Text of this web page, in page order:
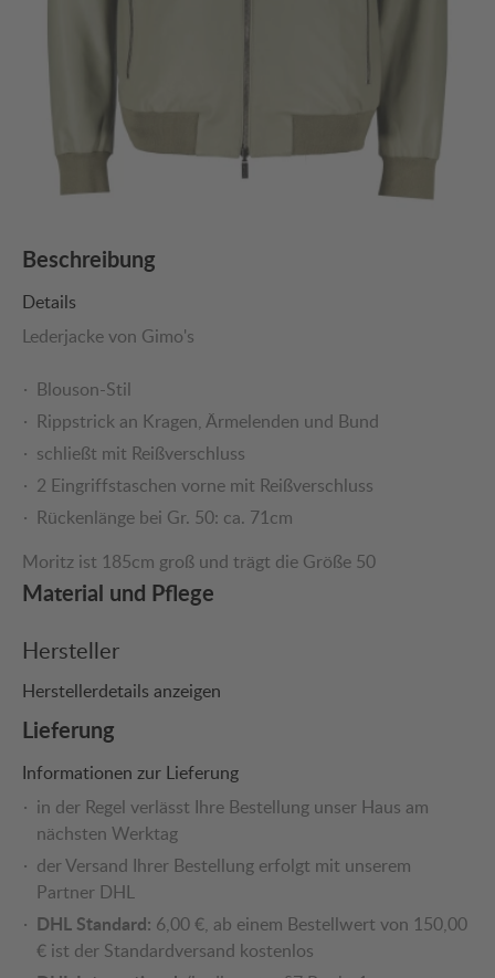
Beschreibung
Details
Lederjacke von Gimo's
Blouson-Stil
Rippstrick an Kragen, Ärmelenden und Bund
schließt mit Reißverschluss
2 Eingriffstaschen vorne mit Reißverschluss
Rückenlänge bei Gr. 50: ca. 71cm
Moritz ist 185cm groß und trägt die Größe 50
Material und Pflege
Hersteller
Herstellerdetails anzeigen
Lieferung
Informationen zur Lieferung
in der Regel verlässt Ihre Bestellung unser Haus am
nächsten Werktag
der Versand Ihrer Bestellung erfolgt mit unserem
Partner DHL
DHL Standard: 6,00 €, ab einem Bestellwert von 150,00
€ ist der Standardversand kostenlos